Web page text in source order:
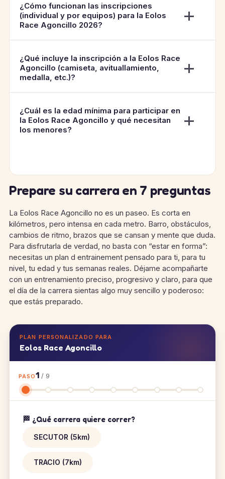
¿Cómo funcionan las inscripciones
(individual y por equipos) para la Eolos
Race Agoncillo 2026?
¿Qué incluye la inscripción a la Eolos Race
Agoncillo (camiseta, avituallamiento,
medalla, etc.)?
¿Cuál es la edad mínima para participar en
la Eolos Race Agoncillo y qué necesitan
los menores?
Prepare su carrera en 7 preguntas
La Eolos Race Agoncillo no es un paseo. Es corta en
kilómetros, pero intensa en cada metro. Barro, obstáculos,
cambios de ritmo, brazos que se cansan y mente que duda.
Para disfrutarla de verdad, no basta con “estar en forma”:
necesitas un plan d entrainement pensado para ti, para tu
nivel, tu edad y tus semanas reales. Déjame acompañarte
con un entrenamiento preciso, progresivo y claro, para que
el día de la carrera sientas algo muy sencillo y poderoso:
que estás preparado.
PLAN PERSONALIZADO PARA
Eolos Race Agoncillo
PASO1 / 9
🏁 ¿Qué carrera quiere correr?
SECUTOR (5km)
TRACIO (7km)